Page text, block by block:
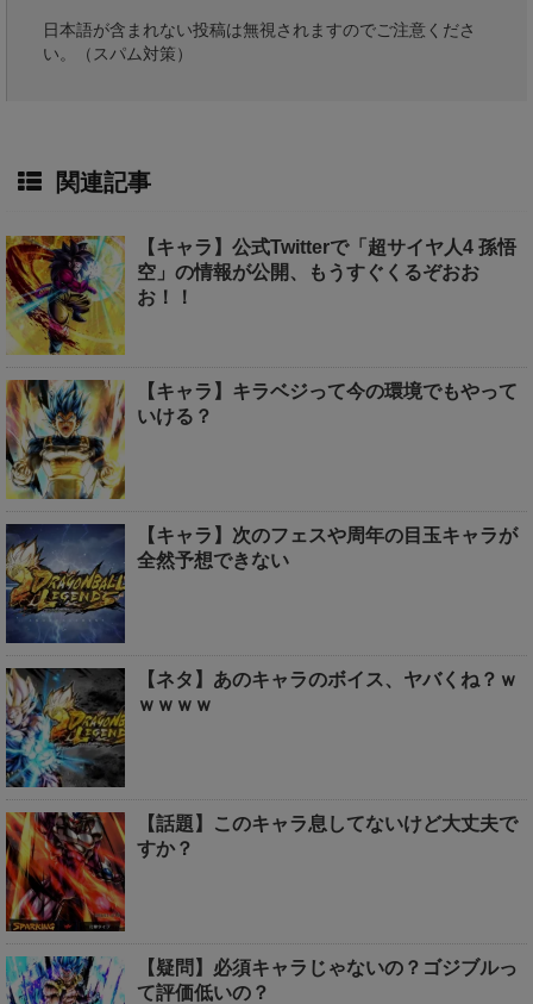
日本語が含まれない投稿は無視されますのでご注意くださ
い。（スパム対策）
関連記事
【キャラ】公式Twitterで「超サイヤ人4 孫悟
空」の情報が公開、もうすぐくるぞおお
お！！
【キャラ】キラベジって今の環境でもやって
いける？
【キャラ】次のフェスや周年の目玉キャラが
全然予想できない
【ネタ】あのキャラのボイス、ヤバくね？ｗ
ｗｗｗｗ
【話題】このキャラ息してないけど大丈夫で
すか？
【疑問】必須キャラじゃないの？ゴジブルっ
て評価低いの？